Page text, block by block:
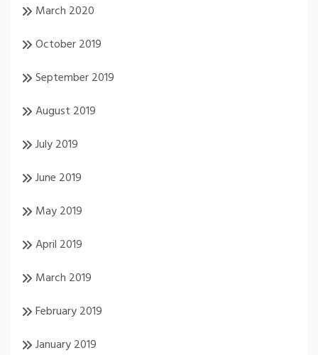
March 2020
October 2019
September 2019
August 2019
July 2019
June 2019
May 2019
April 2019
March 2019
February 2019
January 2019